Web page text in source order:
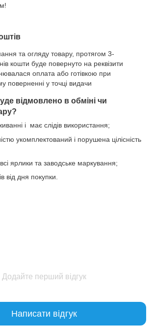
та огляду товару, протягом 3-
кошти буде повернуто на реквізити
оплата або готівкою при
поверненні у точці видачи
відмовлено в обміні чи
і має слідів використання;
укомплектований і порушена цілісність
ярлики та заводське маркування;
від дня покупки.
Додайте перший відгук
Написати відгук